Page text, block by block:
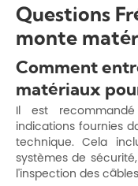
Questions
monte
Comment
matériaux
Il est
indications fournies
technique. Cela
systèmes de
l'inspection des